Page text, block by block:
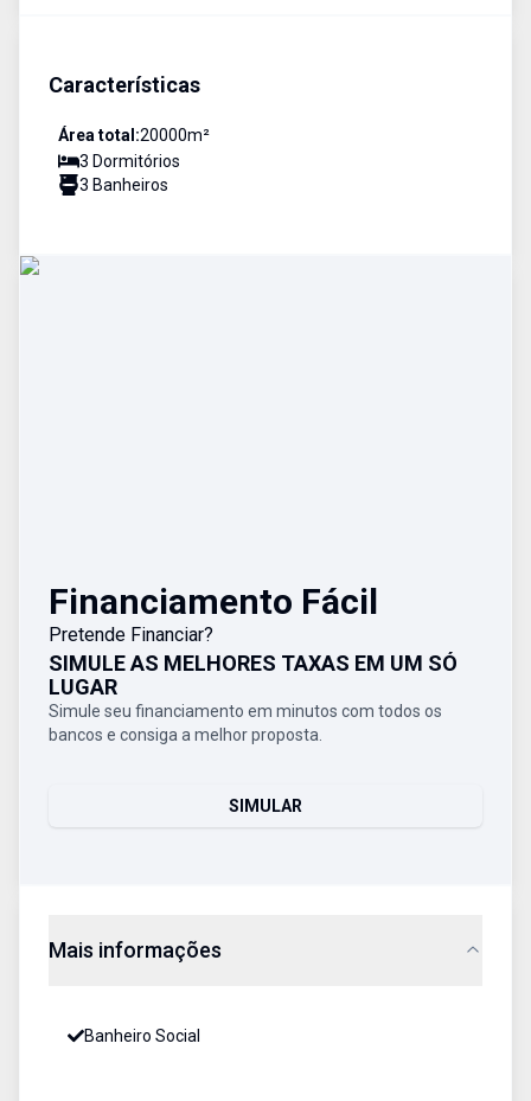
Características
Área total:20000m²
3 Dormitórios
3 Banheiros
Financiamento Fácil
Pretende Financiar?
SIMULE AS MELHORES TAXAS EM UM SÓ
LUGAR
Simule seu financiamento em minutos com todos os
bancos e consiga a melhor proposta.
SIMULAR
Mais informações
Banheiro Social